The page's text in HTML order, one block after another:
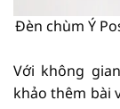
Đèn chùm Ý
Với không
khảo thêm bài